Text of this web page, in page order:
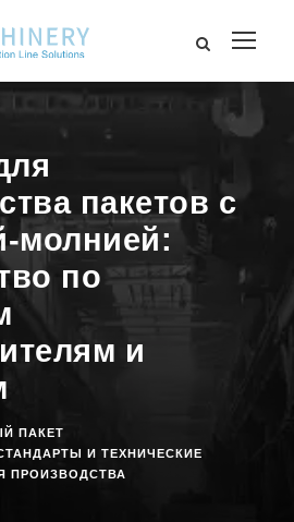
пакетов с
молнией:
по
и
ПАКЕТ
И ТЕХНИЧЕСКИЕ
ПРОИЗВОДСТВА